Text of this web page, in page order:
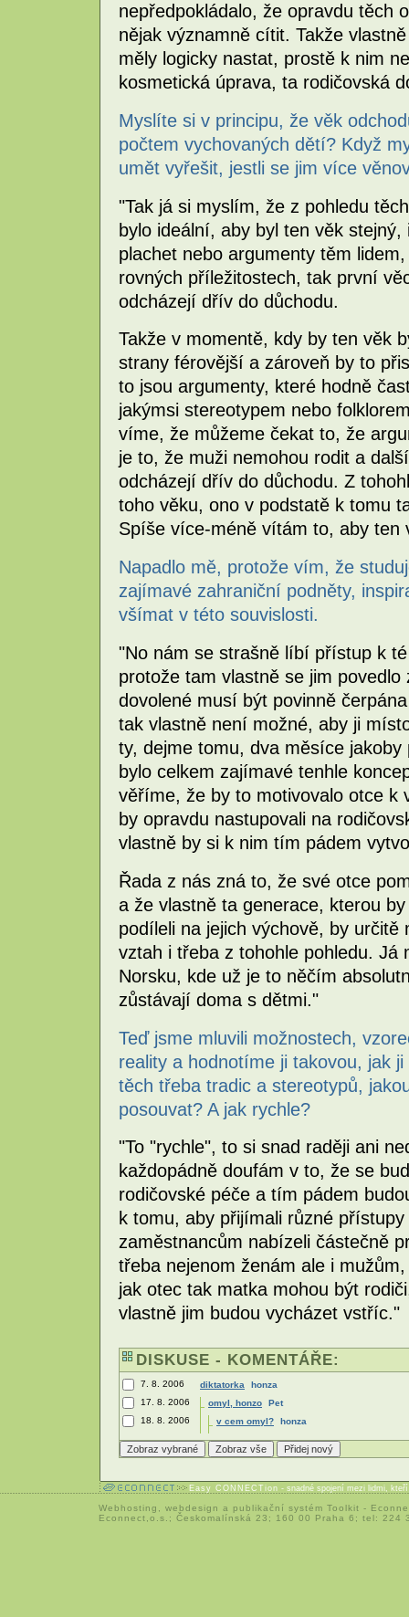
nepředpokládalo, že opravdu těch
nějak významně cítit. Takže
měly logicky nastat, prostě k nim
kosmetická úprava, ta rodičovská
Myslíte si v principu, že věk
počtem vychovaných dětí? Když
umět vyřešit, jestli se jim více
"Tak já si myslím, že z pohledu
bylo ideální, aby byl ten věk
plachet nebo argumenty těm
rovných příležitostech, tak první
odcházejí dřív do důchodu.
Takže v momentě, kdy by ten věk
strany férovější a zároveň by to
to jsou argumenty, které hodně
jakýmsi stereotypem nebo
víme, že můžeme čekat to, že
je to, že muži nemohou rodit a
odcházejí dřív do důchodu. Z
toho věku, ono v podstatě k tomu
Spíše více-méně vítám to, aby ten
Napadlo mě, protože vím, že
zajímavé zahraniční podněty,
všímat v této souvislosti.
"No nám se strašně líbí přístup k
protože tam vlastně se jim
dovolené musí být povinně
tak vlastně není možné, aby ji
ty, dejme tomu, dva měsíce
bylo celkem zajímavé tenhle
věříme, že by to motivovalo otce k
by opravdu nastupovali na
vlastně by si k nim tím pádem
Řada z nás zná to, že své otce
a že vlastně ta generace, kterou
podíleli na jejich výchově, by
vztah i třeba z tohohle pohledu. Já
Norsku, kde už je to něčím
zůstávají doma s dětmi."
Teď jsme mluvili možnostech,
reality a hodnotíme ji takovou, jak
těch třeba tradic a stereotypů,
posouvat? A jak rychle?
"To "rychle", to si snad raději ani
každopádně doufám v to, že se
rodičovské péče a tím pádem
k tomu, aby přijímali různé
zaměstnancům nabízeli částečně
třeba nejenom ženám ale i
jak otec tak matka mohou být
vlastně jim budou vycházet vstříc."
DISKUSE - KOMENTÁŘE:
7. 8. 2006 diktatorka
honza
17. 8. 2006
omyl, honzo
Pet
18. 8. 2006
v cem omyl? honza
Easy CONNECTion - snadné spojení mezi lidmi,
Webhosting webdesign a publikační systém Toolkit -
Econnect,o.s.; Českomalínská 23; 160 00 Praha 6; tel: 224